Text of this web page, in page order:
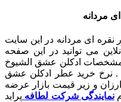
مردانه
ای مردانه در این سایت
می توانید در این صفحه
مشخصات ادکلن عشق الشیوخ
. نرخ خرید عطر ادکلن عشق
ارزان و زیر قیمت بازار عرضه
نمایندگی شرکت لطافه پراید